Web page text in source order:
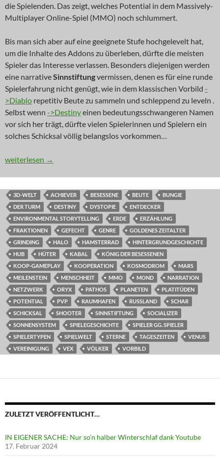
die Spielenden. Das zeigt, welches Potential in dem Massively-
Multiplayer Online-Spiel (MMO) noch schlummert.
Bis man sich aber auf eine geeignete Stufe hochgelevelt hat,
um die Inhalte des Addons zu überleben, dürfte die meisten
Spieler das Interesse verlassen. Besonders diejenigen werden
eine narrativeSinnstiftungvermissen, denen es für eine runde
Spielerfahrung nicht genügt, wie in dem klassischen Vorbild -
>Diablo repetitiv Beute zu sammeln und schleppend zu leveln .
Selbst wenn ->Destinyeinen bedeutungsschwangeren Namen
vor sich her trägt, dürfte vielen Spielerinnen und Spielern ein
solches Schicksal völlig belangslos vorkommen…
INNOVATION: Dein Schicksal ist belanglos
weiterlesen →
3D-WELT ACHIEVER BESESSENE BEUTE
BUNGIE
DER TURM
DESTINY DYSTOPIE
ENTDECKER
ENVIRONMENTAL STORYTELLING
ERDE
ERZÄHLUNG
FRAKTIONEN
GEFECHT GENRE
GOLDENES ZEITALTER
GRINDING
HALO HAMSTERRAD
HINTERGRUNDGESCHICHTE
HUB
HÜTER KABAL
KÖNIG DER BESESSENEN
KOOP-GAMEPLAY
KOOPERATION KOSMODROM
MARS
MEILENSTEIN
MENSCHHEIT MMO MOND
NARRATION
NETZWERK
ORYX PATHOS PLANETEN
PLATITÜDEN
POTENTIAL
PVP RAUMHAFEN RUSSLAND
SCHAR
SCHICKSAL
SHOOTER SINNSTIFTUNG
SOCIALIZER
SONNENSYSTEM
SPIELEGESCHICHTE
SPIELER GG. SPIELER
SPIELERTYPEN
SPIELWELT STERNE TAGESZEITEN
VENUS
VEREINIGUNG
VEX VÖLKER VORBILD
ZULETZT VERÖFFENTLICHT…
IN EIGENER SACHE: Nur so’n halber Winterschlaf dank Youtube
17. Februar 2024